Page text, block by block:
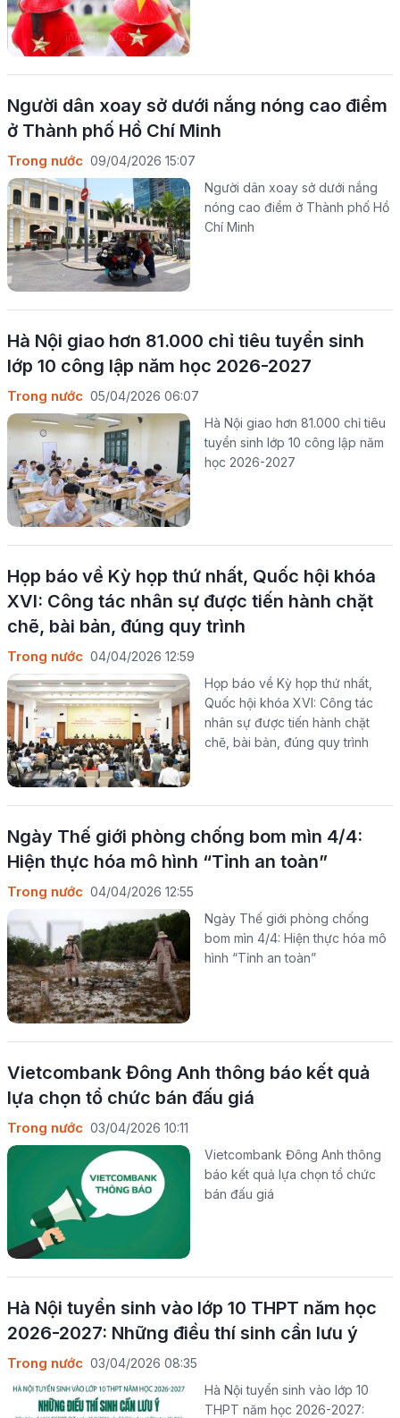
Người dân xoay sở dưới nắng nóng cao điểm
ở Thành phố Hồ Chí Minh
Trong nước 09/04/2026 15:07
Người dân xoay sở dưới nắng
nóng cao điểm ở Thành phố Hồ
Chí Minh
Hà Nội giao hơn 81.000 chỉ tiêu tuyển sinh
lớp 10 công lập năm học 2026-2027
Trong nước 05/04/2026 06:07
Hà Nội giao hơn 81.000 chỉ tiêu
tuyển sinh lớp 10 công lập năm
học 2026-2027
Họp báo về Kỳ họp thứ nhất, Quốc hội khóa
XVI: Công tác nhân sự được tiến hành chặt
chẽ, bài bản, đúng quy trình
Trong nước 04/04/2026 12:59
Họp báo về Kỳ họp thứ nhất,
Quốc hội khóa XVI: Công tác
nhân sự được tiến hành chặt
chẽ, bài bản, đúng quy trình
Ngày Thế giới phòng chống bom mìn 4/4:
Hiện thực hóa mô hình “Tỉnh an toàn”
Trong nước 04/04/2026 12:55
Ngày Thế giới phòng chống
bom mìn 4/4: Hiện thực hóa mô
hình “Tỉnh an toàn”
Vietcombank Đông Anh thông báo kết quả
lựa chọn tổ chức bán đấu giá
Trong nước 03/04/2026 10:11
Vietcombank Đông Anh thông
báo kết quả lựa chọn tổ chức
bán đấu giá
Hà Nội tuyển sinh vào lớp 10 THPT năm học
2026-2027: Những điều thí sinh cần lưu ý
Trong nước 03/04/2026 08:35
Hà Nội tuyển sinh vào lớp 10
THPT năm học 2026-2027: